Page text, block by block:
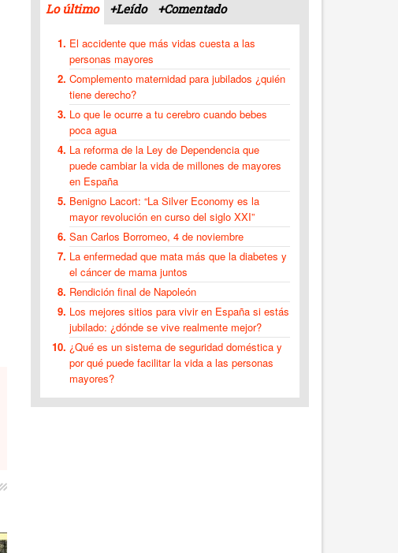
Lo último +Leído +Comentado
El accidente que más vidas cuesta a las
personas mayores
Complemento maternidad para jubilados ¿quién
tiene derecho?
Lo que le ocurre a tu cerebro cuando bebes
poca agua
La reforma de la Ley de Dependencia que
puede cambiar la vida de millones de mayores
en España
Benigno Lacort: “La Silver Economy es la
mayor revolución en curso del siglo XXI”
San Carlos Borromeo, 4 de noviembre
La enfermedad que mata más que la diabetes y
el cáncer de mama juntos
Rendición final de Napoleón
Los mejores sitios para vivir en España si estás
jubilado: ¿dónde se vive realmente mejor?
¿Qué es un sistema de seguridad doméstica y
por qué puede facilitar la vida a las personas
mayores?